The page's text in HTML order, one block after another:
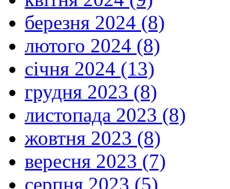
березня 2024 (8)
лютого 2024 (8)
січня 2024 (13)
грудня 2023 (8)
листопада 2023 (8)
жовтня 2023 (8)
вересня 2023 (7)
серпня 2023 (5)